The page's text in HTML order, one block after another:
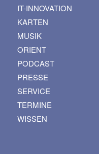
IT-INNOVATION
KARTEN
MUSIK
ORIENT
PODCAST
PRESSE
SERVICE
TERMINE
WISSEN